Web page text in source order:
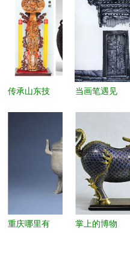
传承山东技
2020第12
瞻
当画笔遇见
版画的艺术
奇遇
重庆哪里有
掌上的博物